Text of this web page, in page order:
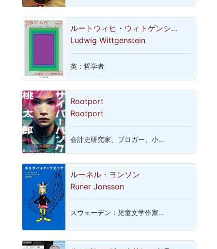
ルートウィヒ・ウィトゲンシ…
Ludwig Wittgenstein
英：哲学者
Rootport
Rootport
会計史研究家、ブロガー、小…
ルーネル・ヨンソン
Runer Jonsson
スウェーデン：児童文学作家…